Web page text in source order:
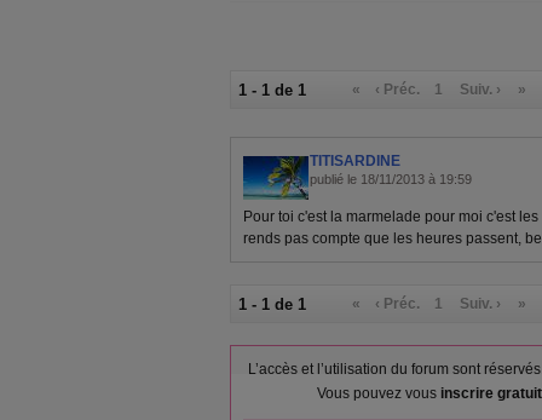
1 - 1 de 1 « ‹ Préc. 1 Suiv. › »
TITISARDINE
publié le 18/11/2013 à 19:59
Pour toi c'est la marmelade pour moi c'est
rends pas compte que les heures passent,
1 - 1 de 1 « ‹ Préc. 1 Suiv. › »
L’accès et l’utilisation du forum sont
Vous pouvez vous inscrire